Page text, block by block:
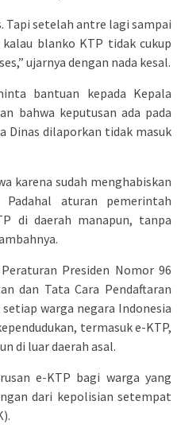
Tapi setelah antre lagi sampai
blanko KTP tidak cukup
ujarnya dengan nada kesal.
bantuan kepada Kepala
bahwa keputusan ada pada
Dinas dilaporkan tidak masuk
karena sudah menghabiskan
aturan pemerintah
di daerah manapun, tanpa
Presiden Nomor 96
dan Tata Cara Pendaftaran
warga negara Indonesia
termasuk e-KTP,
di luar daerah asal.
e-KTP bagi warga yang
dari kepolisian setempat